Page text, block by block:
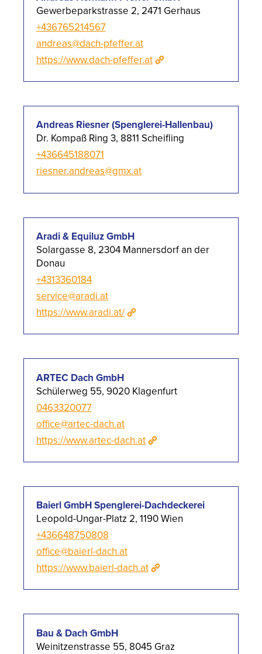
Gewerbeparkstrasse 2, 2471 Gerhaus
+436765214567
andreas@dach-pfeffer.at
https://www.dach-pfeffer.at
Andreas Riesner (Spenglerei-Hallenbau)
Dr. Kompaß Ring 3, 8811 Scheifling
+436645188071
riesner.andreas@gmx.at
Aradi & Equiluz GmbH
Solargasse 8, 2304 Mannersdorf an der
Donau
+4313360184
service@aradi.at
https://www.aradi.at/
ARTEC Dach GmbH
Schülerweg 55, 9020 Klagenfurt
0463320077
office@artec-dach.at
https://www.artec-dach.at
Baierl GmbH Spenglerei-Dachdeckerei
Leopold-Ungar-Platz 2, 1190 Wien
+436648750808
office@baierl-dach.at
https://www.baierl-dach.at
Bau & Dach GmbH
Weinitzenstrasse 55, 8045 Graz